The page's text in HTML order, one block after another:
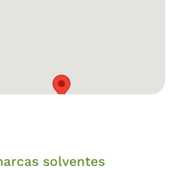
solventes